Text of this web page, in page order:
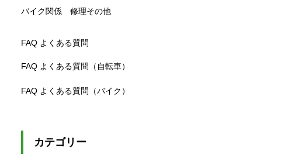
バイク関係 修理その他
FAQ よくある質問
FAQ よくある質問（自転車）
FAQ よくある質問（バイク）
カテゴリー